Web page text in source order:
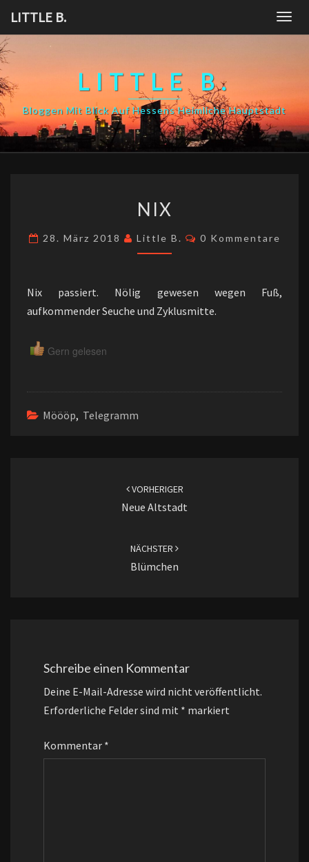
content
LITTLE B.
LITTLE B.
Bloggen Mit Blick Auf Hessens Heimliche Hauptstadt
NIX
28. März 2018 Little B. Kommentare
0 Kommentare
Nix passiert. Nölig gewesen wegen Fuß,
aufkommender Seuche und Zyklusmitte.
Gern gelesen
Möööp, Telegramm
VORHERIGER
Neue Altstadt
NÄCHSTER
Blümchen
Schreibe einen Kommentar
Deine E-Mail-Adresse wird nicht veröffentlicht.
Erforderliche Felder sind mit * markiert
Kommentar *